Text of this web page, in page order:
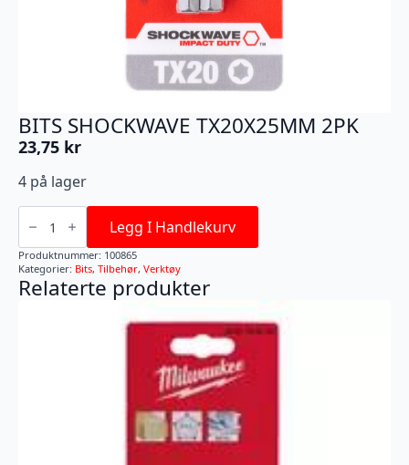
BITS SHOCKWAVE TX20X25MM 2PK
23,75 kr
4 på lager
BITS
SHOCKWAVE
TX20X25MM
2PK
antall
Legg I Handlekurv
Produktnummer: 100865
Kategorier: Bits, Tilbehør, Verktøy
Relaterte produkter